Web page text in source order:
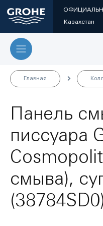
Казахстан
Главная
Панель
писсуара
смыва),